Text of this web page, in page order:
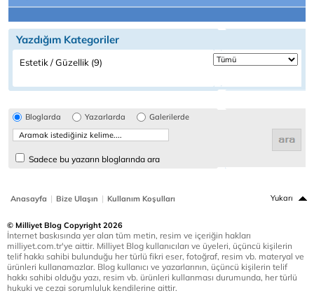
Yazdığım Kategoriler
Estetik / Güzellik (9)
Bloglarda Yazarlarda Galerilerde
Sadece bu yazarın bloglarında ara
Anasayfa | Bize Ulaşın | Kullanım Koşulları Yukarı
© Milliyet Blog Copyright 2026
İnternet baskısında yer alan tüm metin, resim ve içeriğin hakları
milliyet.com.tr'ye aittir. Milliyet Blog kullanıcıları ve üyeleri, üçüncü kişilerin
telif hakkı sahibi bulunduğu her türlü fikri eser, fotoğraf, resim vb. materyal ve
ürünleri kullanamazlar. Blog kullanıcı ve yazarlarının, üçüncü kişilerin telif
hakkı sahibi olduğu yazı, resim vb. ürünleri kullanması durumunda, her türlü
hukuki ve cezai sorumluluk kendilerine aittir.